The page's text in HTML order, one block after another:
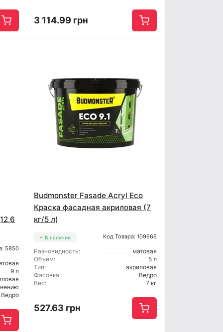
3 114.99 грн
5850
9 л
Ведро
Budmonster Fasade Acryl Eco
Краска фасадная акриловая (7
кг/5 л)
В наличии Код Товара: 109666
Разновидность:
матовая
Объем:
5 л
Тип:
акриловая
Фасовка:
Ведро
Вес:
7 кг
527.63 грн